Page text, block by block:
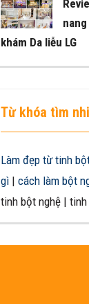
khám Da liễu LG
Từ khóa tìm
Làm đẹp từ tinh
gì| cách làm bột
tinh bột nghệ |